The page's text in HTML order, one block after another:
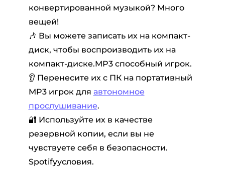
конвертированной музыкой? Много
вещей!
🎶 Вы можете записать их на компакт-
диск, чтобы воспроизводить их на
компакт-диске.MP3 способный игрок.
👂 Перенесите их с ПК на портативный
MP3 игрок для автономное
прослушивание.
🔐 Используйте их в качестве
резервной копии, если вы не
чувствуете себя в безопасности.
Spotifyусловия.